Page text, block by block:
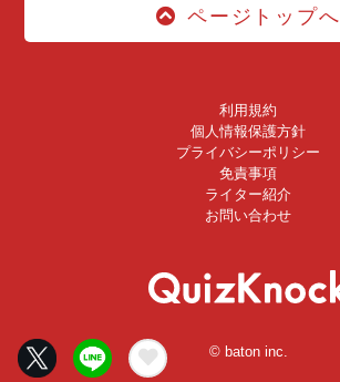
ページトップへ
利用規約
個人情報保護方針
プライバシーポリシー
免責事項
ライター紹介
お問い合わせ
© baton inc.